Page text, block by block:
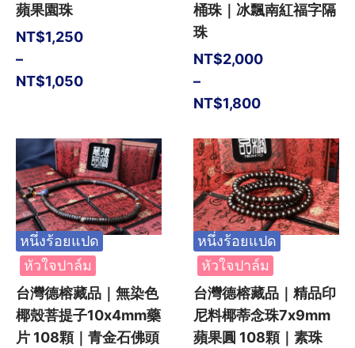
蘋果園珠
NT$1,050
–
NT$1,250
桶珠｜冰飄南紅福字隔
珠
NT$1,800
–
NT$2,000
หนึ่งร้อยแปด
หัวใจปาล์ม
台灣德榕藏品｜無染色
椰殼菩提子10x4mm藥
片 108顆｜青金石佛頭
หนึ่งร้อยแปด
หัวใจปาล์ม
台灣德榕藏品｜精品印
尼料椰蒂念珠7x9mm
蘋果圓 108顆｜素珠